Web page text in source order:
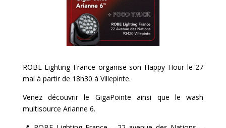
ROBE Lighting France organise son Happy Hour le 27
mai à partir de 18h30 à Villepinte.
Venez découvrir le GigaPointe ainsi que le wash
multisource Arianne 6.